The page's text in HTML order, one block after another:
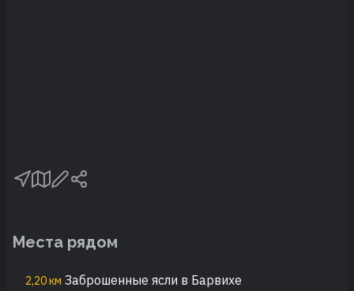
Места рядом
2,20 км Заброшенные ясли в Барвихе